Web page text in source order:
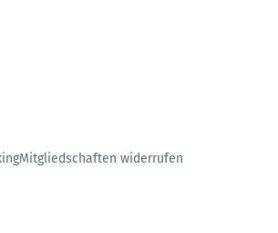
Mitgliedschaften widerrufen